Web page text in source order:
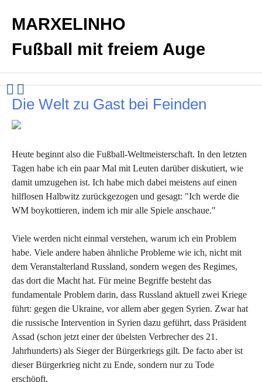
MARXELINHO
Fußball mit freiem Auge
Die Welt zu Gast bei Feinden
Heute beginnt also die Fußball-Weltmeisterschaft. In den letzten
Tagen habe ich ein paar Mal mit Leuten darüber diskutiert, wie
damit umzugehen ist. Ich habe mich dabei meistens auf einen
hilflosen Halbwitz zurückgezogen und gesagt: "Ich werde die
WM boykottieren, indem ich mir alle Spiele anschaue."
Viele werden nicht einmal verstehen, warum ich ein Problem
habe. Viele andere haben ähnliche Probleme wie ich, nicht mit
dem Veranstalterland Russland, sondern wegen des Regimes,
das dort die Macht hat. Für meine Begriffe besteht das
fundamentale Problem darin, dass Russland aktuell zwei Kriege
führt: gegen die Ukraine, vor allem aber gegen Syrien. Zwar hat
die russische Intervention in Syrien dazu geführt, dass Präsident
Assad (schon jetzt einer der übelsten Verbrecher des 21.
Jahrhunderts) als Sieger der Bürgerkriegs gilt. De facto aber ist
dieser Bürgerkrieg nicht zu Ende, sondern nur zu Tode
erschöpft.